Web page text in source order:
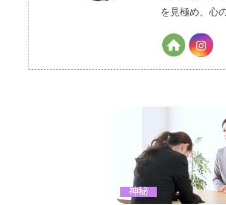
を見極め、心
神秘